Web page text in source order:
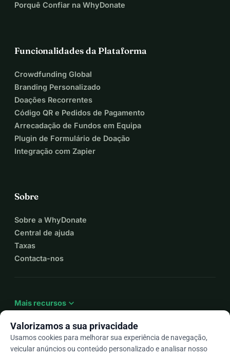
Porquê Confiar na WhyDonate
Funcionalidades da Plataforma
Crowdfunding Global
Branding Personalizado
Doações Recorrentes
Código QR e Pedidos de Pagamento
Arrecadação de Fundos em Equipa
Plugin de Formulário de Doação
Integração com Zapier
Sobre
Sobre a WhyDonate
Central de ajuda
Taxas
Contacta-nos
Mais recursos expand_more
Valorizamos a sua privacidade
Usamos cookies para melhorar sua experiência de navegação,
veicular anúncios ou conteúdo personalizado e analisar nosso